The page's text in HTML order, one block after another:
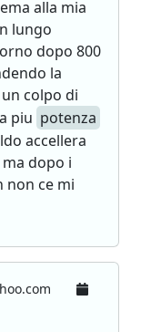
alla mia
lungo
dopo 800
la
colpo di
piu potenza
accellera
dopo i
non ce mi